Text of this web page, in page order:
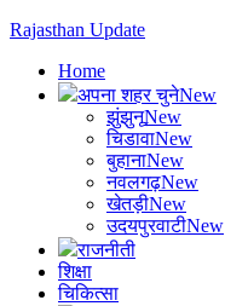
Rajasthan Update
Home
अपना शहर चुनेNew
झुंझुनूNew
चिडावाNew
बुहानाNew
नवलगढ़New
खेतड़ीNew
उदयपुरवाटीNew
राजनीती
शिक्षा
चिकित्सा